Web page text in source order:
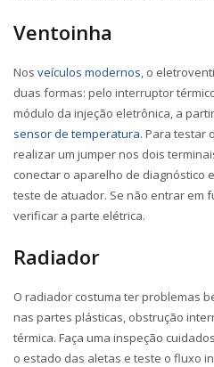
Ventoinha
Nos veículos modernos, o
duas formas: pelo interruptor
módulo da injeção eletrônica, a
sensor de temperatura. Para testar
realizar um jumper nos dois
conectar o aparelho de diagnóstico
teste de atuador. Se não entrar em
verificar a parte elétrica.
Radiador
O radiador costuma ter problemas
nas partes plásticas, obstrução
térmica. Faça uma inspeção
o estado das aletas e teste o fluxo